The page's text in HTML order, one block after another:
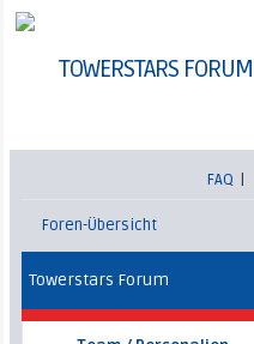
TOWERSTARS FORUM
FAQ
Foren-Übersicht
Towerstars Forum